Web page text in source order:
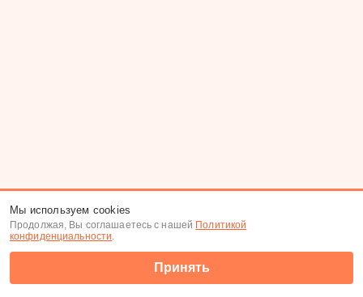
Мы используем cookies
Продолжая, Вы соглашаетесь с нашей Политикой
конфиденциальности.
Принять